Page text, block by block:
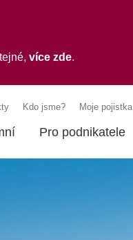
více zde.
Kdo jsme? Moje pojistka
Pro podnikatele